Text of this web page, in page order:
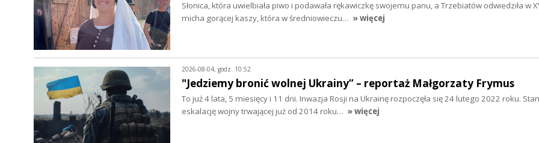
Słonica, która uwielbiała piwo i podawała rękawiczkę swojemu panu, a Trzebiatów odwiedziła w
micha gorącej kaszy, która w średniowieczu… » więcej
2026-08-04, godz. 10:52
"Jedziemy bronić wolnej Ukrainy” – reportaż Małgorzaty Frymus
To już 4 lata, 5 miesięcy i 11 dni. Inwazja Rosji na Ukrainę rozpoczęła się 24 lutego 2022 roku.
eskalację wojny trwającej już od 2014 roku… » więcej